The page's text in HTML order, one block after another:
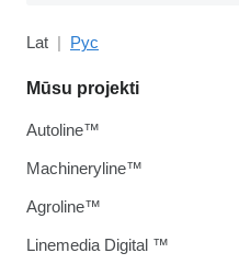
Lat Рус
Mūsu projekti
Autoline™
Machineryline™
Agroline™
Linemedia Digital ™